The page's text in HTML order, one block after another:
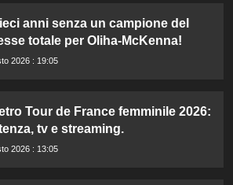
anni senza un campione del
totale per Oliha-McKenna!
2026 : 19:05
Tour de France femminile 2026:
tv e streaming.
2026 : 13:05